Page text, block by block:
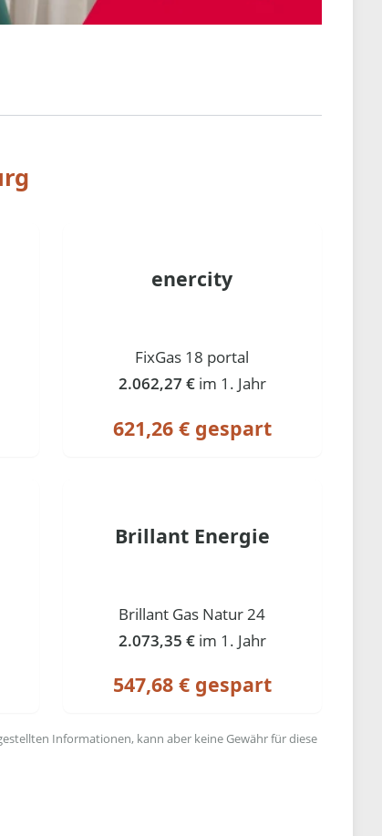
enercity
FixGas 18 portal
2.062,27 € im 1. Jahr
621,26 € gespart
Brillant Energie
Brillant Gas Natur 24
2.073,35 € im 1. Jahr
547,68 € gespart
Informationen, kann aber keine Gewähr für diese